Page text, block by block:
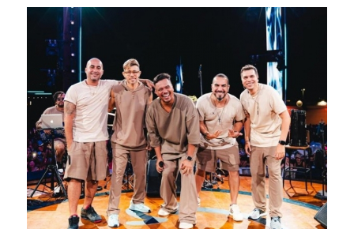
Galeria de mídia desta notícia